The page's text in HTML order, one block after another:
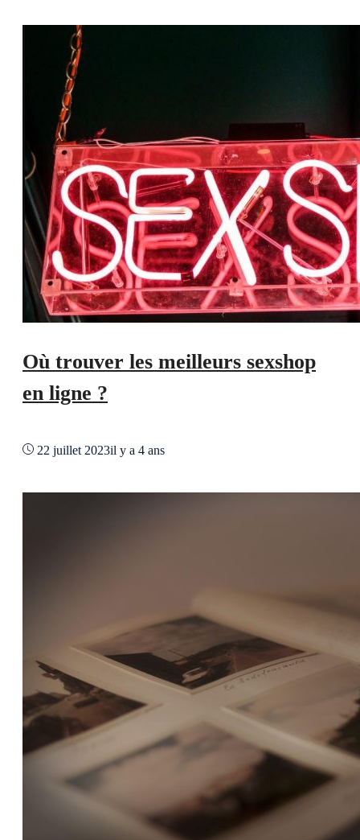
Où trouver les meilleurs sexshop
en ligne ?
22 juillet 2023il y a 4 ans